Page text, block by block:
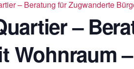
– Beratung für Zugwanderte
–
Wohnraum –